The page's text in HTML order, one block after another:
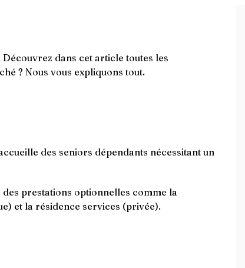
dans cet article toutes les
? Nous vous expliquons tout.
des seniors dépendants nécessitant un
prestations optionnelles comme la
et la résidence services (privée).